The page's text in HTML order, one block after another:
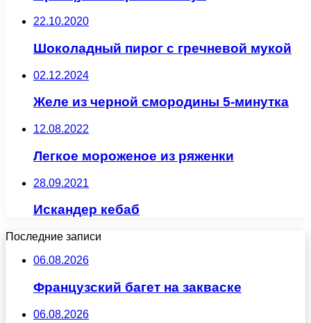
22.10.2020
Шоколадный пирог с гречневой мукой
02.12.2024
Желе из черной смородины 5-минутка
12.08.2022
Легкое мороженое из ряженки
28.09.2021
Искандер кебаб
Последние записи
06.08.2026
Французский багет на закваске
06.08.2026